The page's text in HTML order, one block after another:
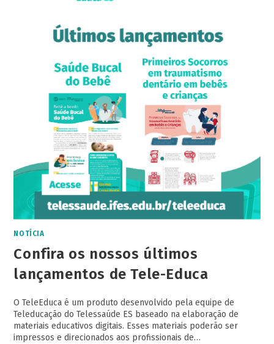
NOTÍCIA
Confira os nossos últimos
lançamentos de Tele-Educa
O TeleEduca é um produto desenvolvido pela equipe de
Teleducação do Telessaúde ES baseado na elaboração de
materiais educativos digitais. Esses materiais poderão ser
impressos e direcionados aos profissionais de…